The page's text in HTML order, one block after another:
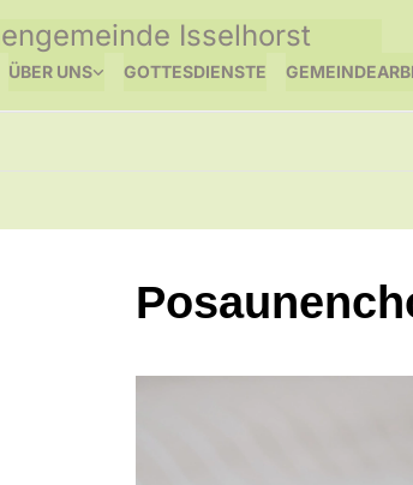
Isselhorst
ÜBER UNS GOTTESDIENSTE